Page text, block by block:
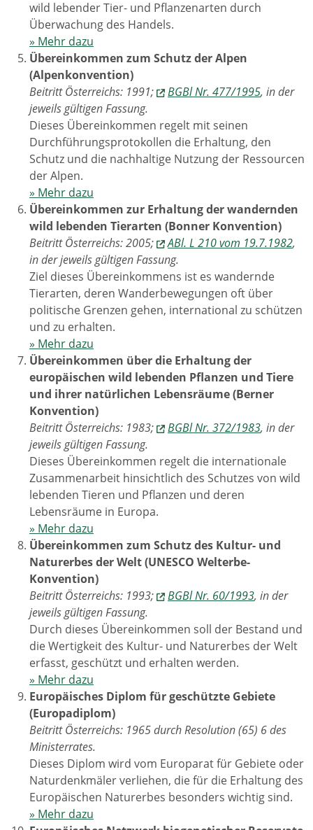
wild lebender Tier- und Pflanzenarten durch
Überwachung des Handels.
» Mehr dazu
Übereinkommen zum Schutz der Alpen
(Alpenkonvention)
Beitritt Österreichs: 1991;
BGBl Nr. 477/1995, in der
jeweils gültigen Fassung.
Dieses Übereinkommen regelt mit seinen
Durchführungsprotokollen die Erhaltung, den
Schutz und die nachhaltige Nutzung der Ressourcen
der Alpen.
» Mehr dazu
Übereinkommen zur Erhaltung der wandernden
wild lebenden Tierarten (Bonner Konvention)
Beitritt Österreichs: 2005;
ABl. L 210 vom 19.7.1982,
in der jeweils gültigen Fassung.
Ziel dieses Übereinkommens ist es wandernde
Tierarten, deren Wanderbewegungen oft über
politische Grenzen gehen, international zu schützen
und zu erhalten.
» Mehr dazu
Übereinkommen über die Erhaltung der
europäischen wild lebenden Pflanzen und Tiere
und ihrer natürlichen Lebensräume (Berner
Konvention)
Beitritt Österreichs: 1983;
BGBl Nr. 372/1983, in der
jeweils gültigen Fassung.
Dieses Übereinkommen regelt die internationale
Zusammenarbeit hinsichtlich des Schutzes von wild
lebenden Tieren und Pflanzen und deren
Lebensräume in Europa.
» Mehr dazu
Übereinkommen zum Schutz des Kultur- und
Naturerbes der Welt (UNESCO Welterbe-
Konvention)
Beitritt Österreichs: 1993;
BGBl Nr. 60/1993, in der
jeweils gültigen Fassung.
Durch dieses Übereinkommen soll der Bestand und
die Wertigkeit des Kultur- und Naturerbes der Welt
erfasst, geschützt und erhalten werden.
» Mehr dazu
Europäisches Diplom für geschützte Gebiete
(Europadiplom)
Beitritt Österreichs: 1965 durch Resolution (65) 6 des
Ministerrates.
Dieses Diplom wird vom Europarat für Gebiete oder
Naturdenkmäler verliehen, die für die Erhaltung des
Europäischen Naturerbes besonders wichtig sind.
» Mehr dazu